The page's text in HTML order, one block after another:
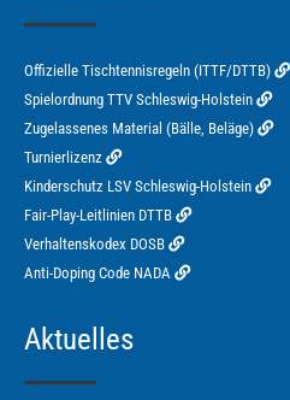
Offizielle Tischtennisregeln (ITTF/DTTB)
Spielordnung TTV Schleswig-Holstein
Zugelassenes Material (Bälle, Beläge)
Turnierlizenz
Kinderschutz LSV Schleswig-Holstein
Fair-Play-Leitlinien DTTB
Verhaltenskodex DOSB
Anti-Doping Code NADA
Aktuelles